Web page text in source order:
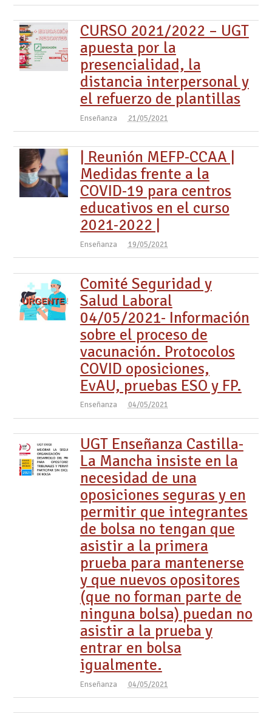
CURSO 2021/2022 – UGT
apuesta por la
presencialidad, la
distancia interpersonal y
el refuerzo de plantillas
Enseñanza 21/05/2021
| Reunión MEFP-CCAA |
Medidas frente a la
COVID-19 para centros
educativos en el curso
2021-2022 |
Enseñanza 19/05/2021
Comité Seguridad y
Salud Laboral
04/05/2021- Información
sobre el proceso de
vacunación. Protocolos
COVID oposiciones,
EvAU, pruebas ESO y FP.
Enseñanza 04/05/2021
UGT Enseñanza Castilla-
La Mancha insiste en la
necesidad de una
oposiciones seguras y en
permitir que integrantes
de bolsa no tengan que
asistir a la primera
prueba para mantenerse
y que nuevos opositores
(que no forman parte de
ninguna bolsa) puedan no
asistir a la prueba y
entrar en bolsa
igualmente.
Enseñanza 04/05/2021